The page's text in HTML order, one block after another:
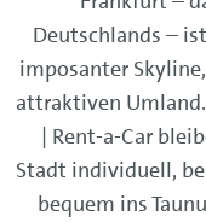
Deutschlands –
imposanter
attraktiven
| Rent-a-Car
Stadt individuell,
bequem ins